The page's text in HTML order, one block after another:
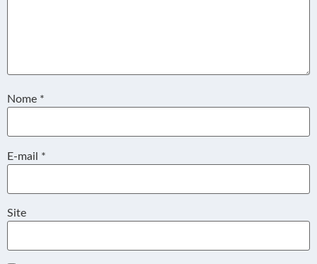
Nome *
E-mail *
Site